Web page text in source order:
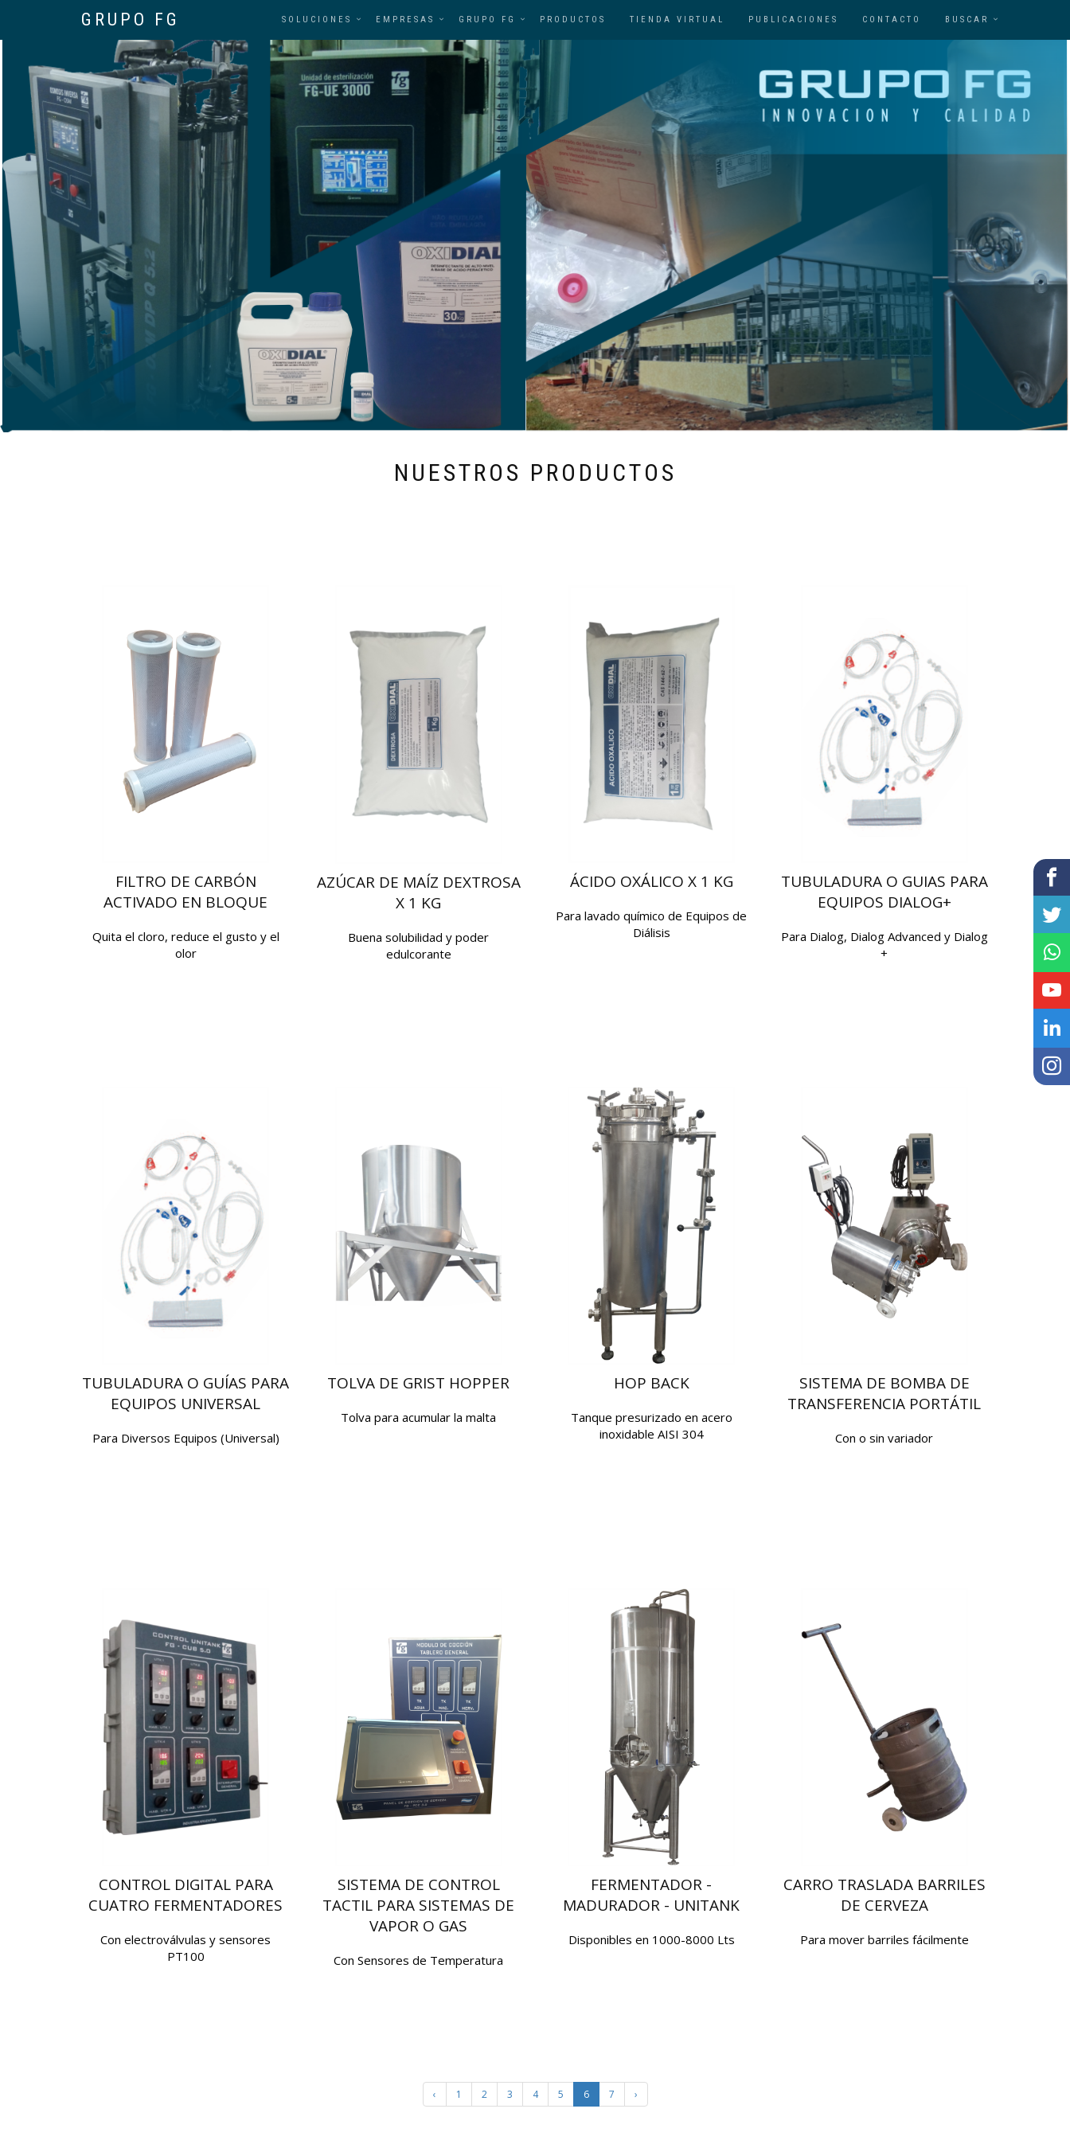
GRUPO FG SOLUCIONES EMPRESAS GRUPO FG PRODUCTOS TIENDA VIRTUAL PUBLICACIONES CONTACTO BUSCAR
NUESTROS PRODUCTOS
FILTRO DE CARBÓN
ACTIVADO EN BLOQUE
Quita el cloro, reduce el gusto y el
olor
AZÚCAR DE MAÍZ DEXTROSA
X 1 KG
Buena solubilidad y poder
edulcorante
ÁCIDO OXÁLICO X 1 KG
Para lavado químico de Equipos de
Diálisis
TUBULADURA O GUIAS PARA
EQUIPOS DIALOG+
Para Dialog, Dialog Advanced y Dialog
+
TUBULADURA O GUÍAS PARA
EQUIPOS UNIVERSAL
Para Diversos Equipos (Universal)
TOLVA DE GRIST HOPPER
Tolva para acumular la malta
HOP BACK
Tanque presurizado en acero
inoxidable AISI 304
SISTEMA DE BOMBA DE
TRANSFERENCIA PORTÁTIL
Con o sin variador
CONTROL DIGITAL PARA
CUATRO FERMENTADORES
Con electroválvulas y sensores
PT100
SISTEMA DE CONTROL
TACTIL PARA SISTEMAS DE
VAPOR O GAS
Con Sensores de Temperatura
FERMENTADOR -
MADURADOR - UNITANK
Disponibles en 1000-8000 Lts
CARRO TRASLADA BARRILES
DE CERVEZA
Para mover barriles fácilmente
‹ 1 2 3 4 5 6 7 ›